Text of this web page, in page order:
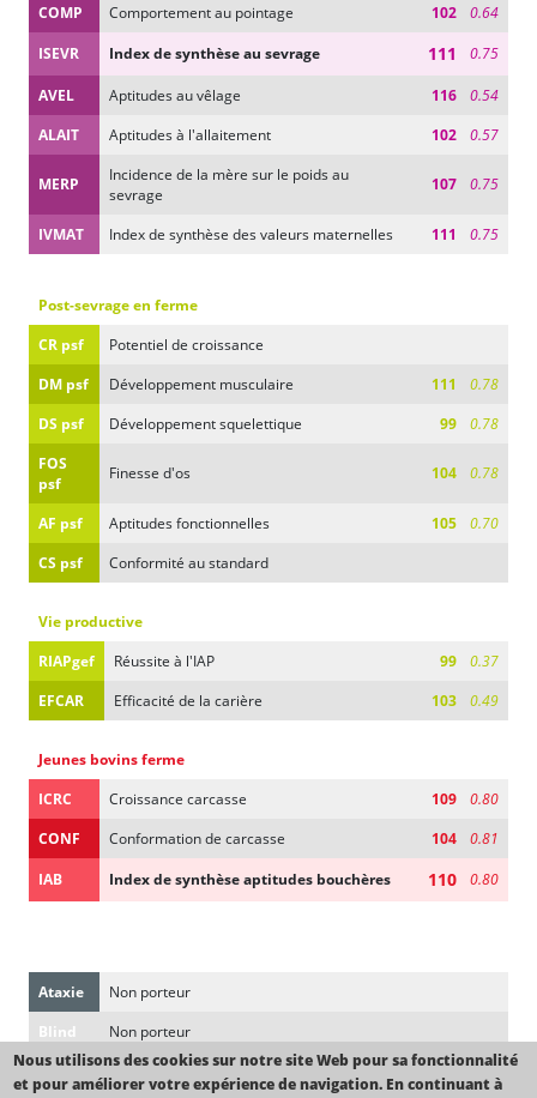
COMP
Comportement au pointage 102
0.64
ISEVR
Index de synthèse au sevrage 111 0.75
AVEL Aptitudes au vêlage 116
0.54
ALAIT
Aptitudes à l'allaitement 102 0.57
MERP
Incidence de la mère sur le poids au
sevrage
107 0.75
IVMAT Index de synthèse des valeurs maternelles 111 0.75
Post-sevrage en ferme
CR psf
Potentiel de croissance
DM psf
Développement musculaire 111
0.78
DS psf
Développement squelettique 99
0.78
FOS
psf
Finesse d'os 104 0.78
AF psf Aptitudes fonctionnelles 105
0.70
CS psf
Conformité au standard
Vie productive
RIAPgef
Réussite à l'IAP 99
0.37
EFCAR
Efficacité de la carière 103 0.49
Jeunes bovins ferme
ICRC
Croissance carcasse 109
0.80
CONF
Conformation de carcasse 104
0.81
IAB
Index de synthèse aptitudes bouchères 110 0.80
Ataxie
Non porteur
Blind
Non porteur
DEA
Nous utilisons des cookies sur notre site Web pour sa fonctionnalité
et pour améliorer votre expérience de navigation. En continuant à